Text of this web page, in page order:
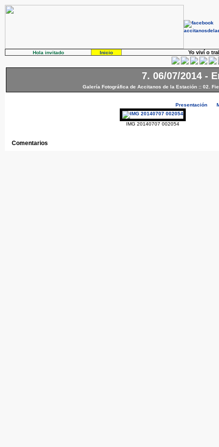
Hola invitado Inicio Yo viví o
7. 06/07/2014 -
Galería Fotográfica de Accitanos de la Estación :: 02.
Presentación
IMG 20140707 002054
Comentarios